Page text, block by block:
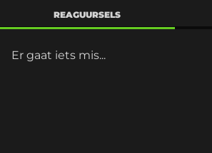
REAGUURSELS
Er gaat iets mis...